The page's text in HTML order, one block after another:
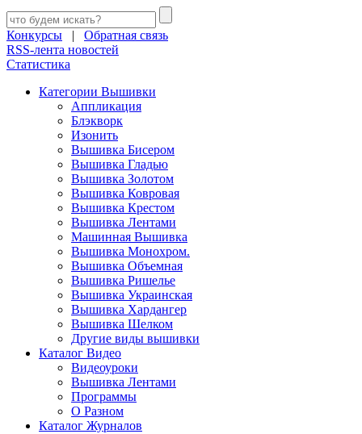
Конкурсы | Обратная связь
RSS-лента новостей
Статистика
Категории Вышивки
Аппликация
Блэкворк
Изонить
Вышивка Бисером
Вышивка Гладью
Вышивка Золотом
Вышивка Ковровая
Вышивка Крестом
Вышивка Лентами
Машинная Вышивка
Вышивка Монохром.
Вышивка Объемная
Вышивка Ришелье
Вышивка Украинская
Вышивка Хардангер
Вышивка Шелком
Другие виды вышивки
Каталог Видео
Видеоуроки
Вышивка Лентами
Программы
О Разном
Каталог Журналов